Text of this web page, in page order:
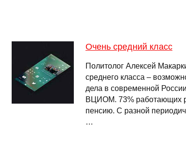
Очень средний класс
Политолог Алексей
среднего класса –
дела в современной
ВЦИОМ. 73% работающих
пенсию. С разной
…